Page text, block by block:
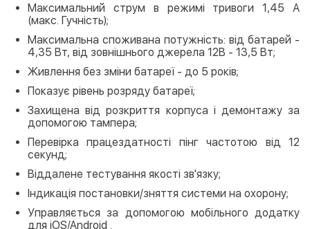
Максимальний струм в режимі тривоги 1,45 А
(макс. Гучність);
Максимальна споживана потужність: від батарей -
4,35 Вт, від зовнішнього джерела 12В - 13,5 Вт;
Живлення без зміни батареї - до 5 років;
Показує рівень розряду батареї;
Захищена від розкриття корпуса і демонтажу за
допомогою тампера;
Перевірка працездатності пінг частотою від 12
секунд;
Віддалене тестування якості зв'язку;
Індикація постановки/зняття системи на охорону;
Управляється за допомогою мобільного додатку
для iOS/Android .